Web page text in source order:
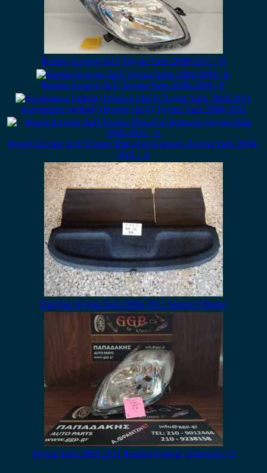
Φανάρι Εμπρός Δεξί Toyota Yaris 2009-2011 / Π
Φανάρι Εμπρός Δεξί Toyota Yaris 2006-2009 / Ε
Αερόσακος (airbag) Οδηγού (Δεξί) Toyota Yaris 2006-2011
Φτερό Εμπρός Δεξί Έτοιμο Βαμμένο Κόκκινο Toyota Yaris 2006-
2011 / Α
Εταζέρα Toyota Yaris 2006-2011 3πορτο (3θυρο)
Toyota Yaris 2009-2011 Φανάρι Εμπρός Αριστερό / Ο